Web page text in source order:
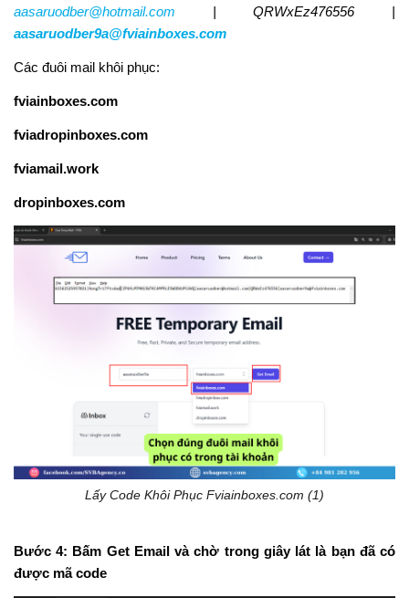
aasaruodber@hotmail.com | QRWxEz476556 |
aasaruodber9a@fviainboxes.com
Các đuôi mail khôi phục:
fviainboxes.com
fviadropinboxes.com
fviamail.work
dropinboxes.com
Lấy Code Khôi Phục Fviainboxes.com (1)
Bước 4: Bấm Get Email và chờ trong giây lát là bạn đã có
được mã code